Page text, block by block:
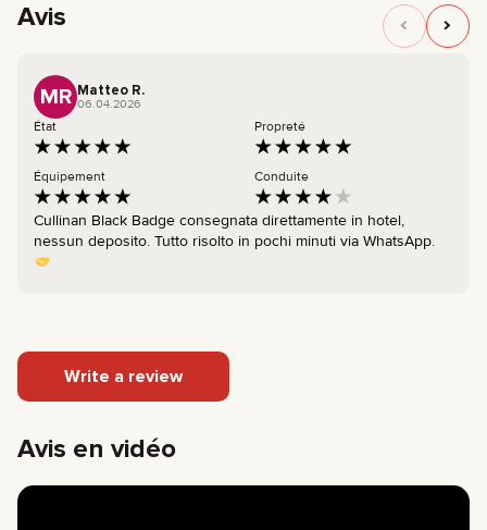
Avis
MR Matteo R.
06.04.2026
État Propreté
Équipement Conduite
Cullinan Black Badge consegnata direttamente in hotel,
nessun deposito. Tutto risolto in pochi minuti via WhatsApp.
Write a review
Avis en vidéo